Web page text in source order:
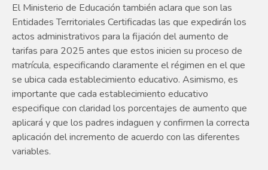
El Ministerio de Educación también aclara que son las
Entidades Territoriales Certificadas las que expedirán los
actos administrativos para la fijación del aumento de
tarifas para 2025 antes que estos inicien su proceso de
matrícula, especificando claramente el régimen en el que
se ubica cada establecimiento educativo. Asimismo, es
importante que cada establecimiento educativo
especifique con claridad los porcentajes de aumento que
aplicará y que los padres indaguen y confirmen la correcta
aplicación del incremento de acuerdo con las diferentes
variables.